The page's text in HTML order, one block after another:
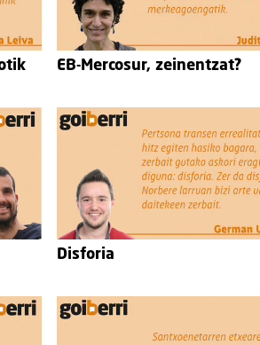
EB-Mercosur, zeinentzat?
Disforia